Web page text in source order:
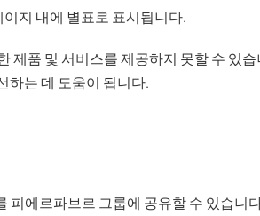
지 내에 별표로 표시됩니다.
제품 및 서비스를 제공하지 못할 수 있
하는 데 도움이 됩니다.
피에르파브르 그룹에 공유할 수 있습니